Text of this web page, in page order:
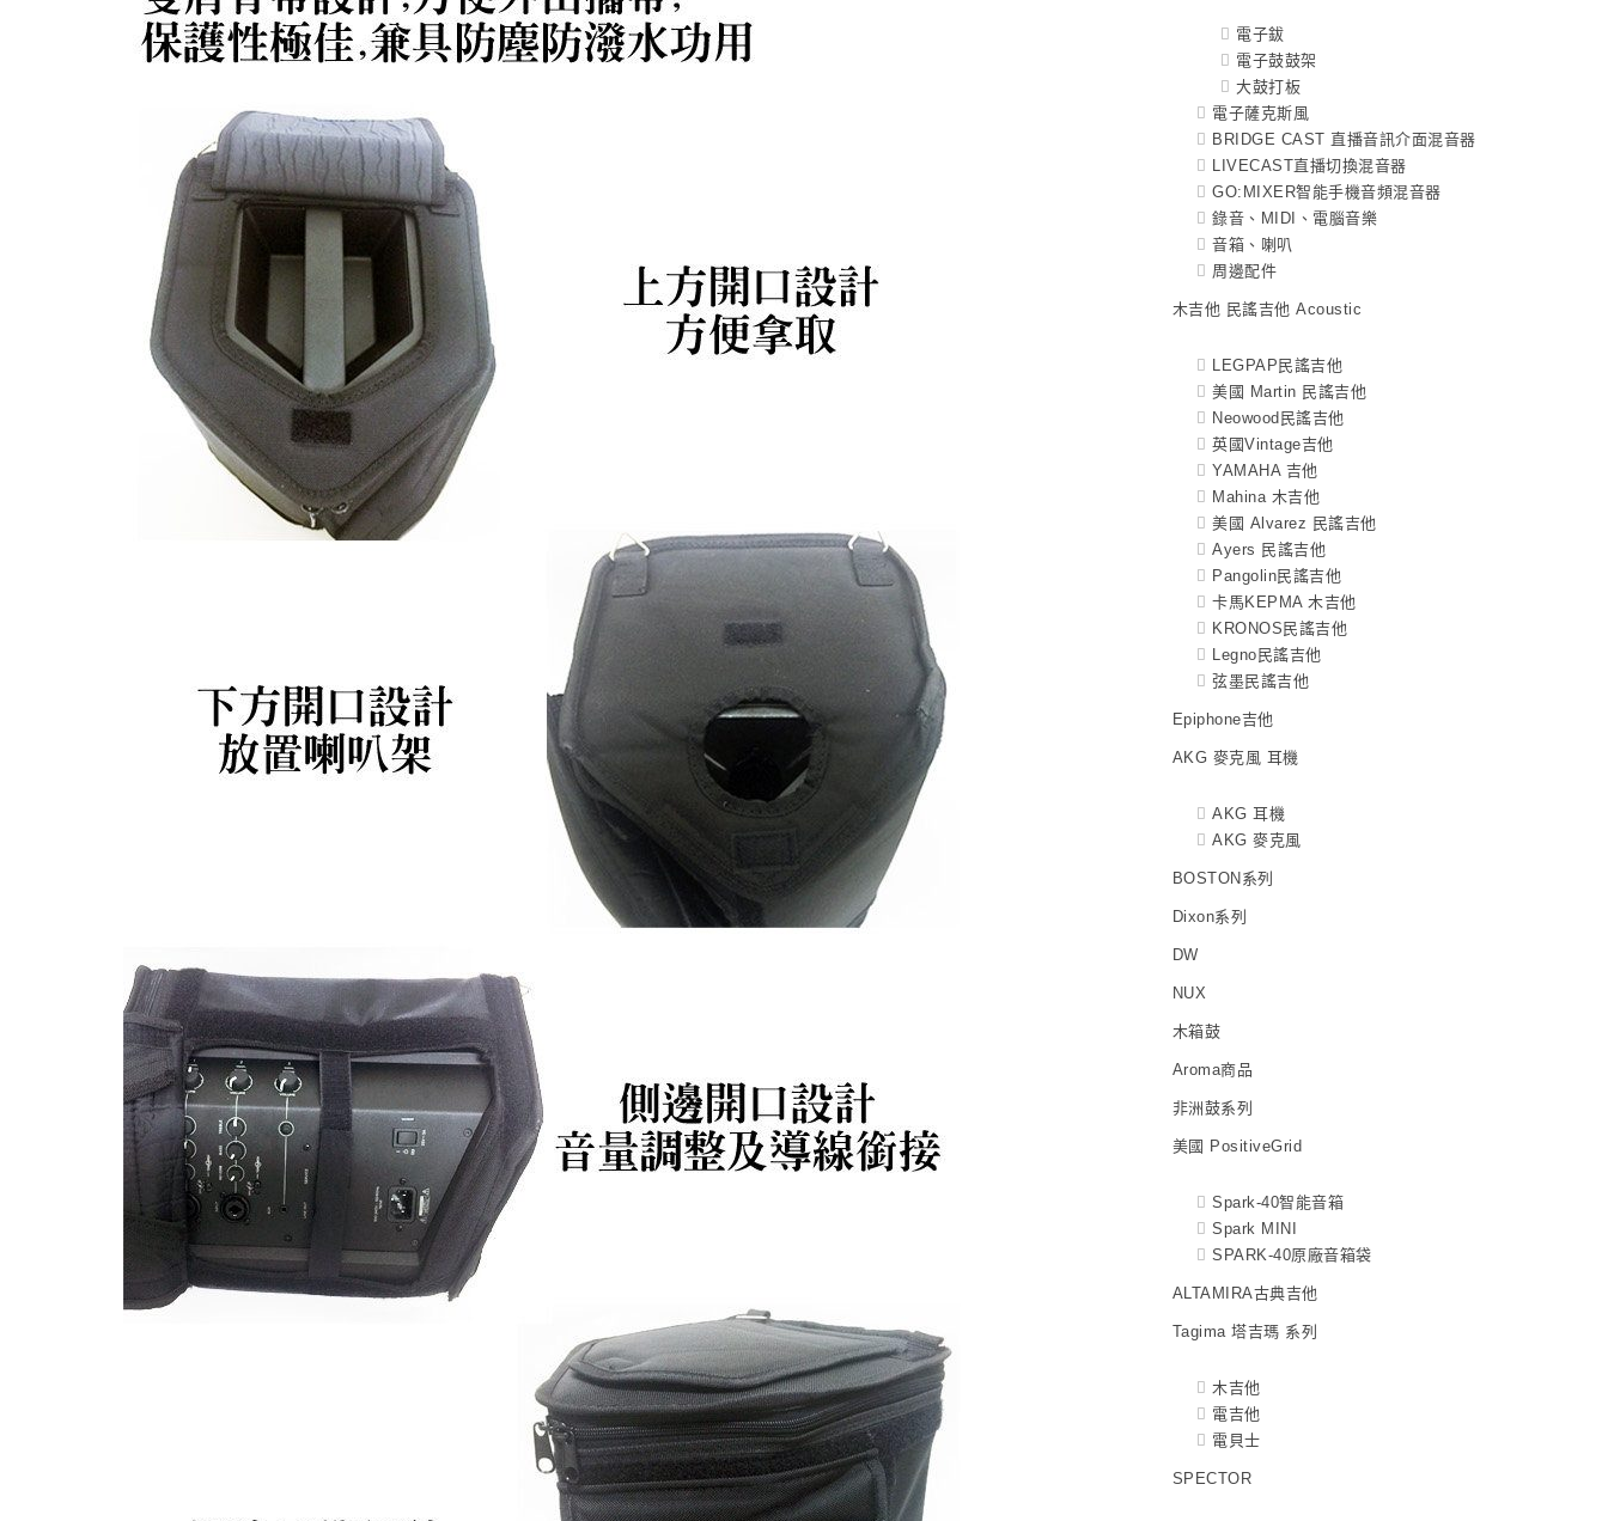
電子鈸
電子鼓鼓架
大鼓打板
電子薩克斯風
BRIDGE CAST 直播音訊介面混音器
LIVECAST直播切換混音器
GO:MIXER智能手機音頻混音器
錄音、MIDI、電腦音樂
音箱、喇叭
周邊配件
木吉他 民謠吉他 Acoustic
LEGPAP民謠吉他
美國 Martin 民謠吉他
Neowood民謠吉他
英國Vintage吉他
YAMAHA 吉他
Mahina 木吉他
美國 Alvarez 民謠吉他
Ayers 民謠吉他
Pangolin民謠吉他
卡馬KEPMA 木吉他
KRONOS民謠吉他
Legno民謠吉他
弦墨民謠吉他
Epiphone吉他
AKG 麥克風 耳機
AKG 耳機
AKG 麥克風
BOSTON系列
Dixon系列
DW
NUX
木箱鼓
Aroma商品
非洲鼓系列
美國 PositiveGrid
Spark-40智能音箱
Spark MINI
SPARK-40原廠音箱袋
ALTAMIRA古典吉他
Tagima 塔吉瑪 系列
木吉他
電吉他
電貝士
SPECTOR